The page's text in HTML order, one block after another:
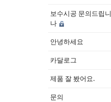
보수시공 문의드립니
나
안녕하세요
카달로그
제품 잘 봤어요.
문의